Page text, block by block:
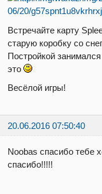
Встречайте карту
старую коробку со
Постройкой
это
Весёлой игры!
20.06.2016 07:50:40
Noobas спасибо тебе
спасибо!!!!!